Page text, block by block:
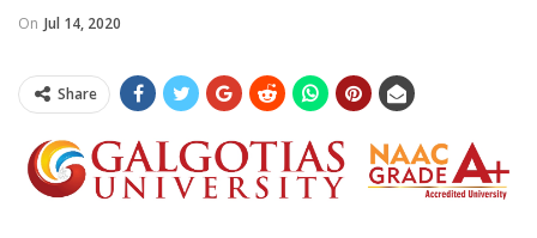
On Jul 14, 2020
Share